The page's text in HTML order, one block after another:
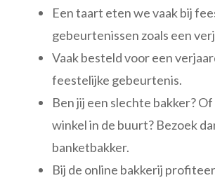
Een taart eten we vaak bij
gebeurtenissen zoals een
Vaak besteld voor een
feestelijke gebeurtenis.
Ben jij een slechte bakker?
winkel in de buurt? Bezoek
banketbakker.
Bij de online bakkerij